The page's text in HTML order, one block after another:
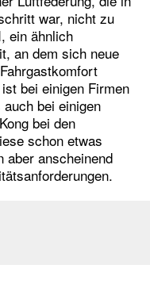
war, nicht zu
ein ähnlich
an dem sich neue
bei einigen Firmen
bei einigen
bei den
schon etwas
aber anscheinend